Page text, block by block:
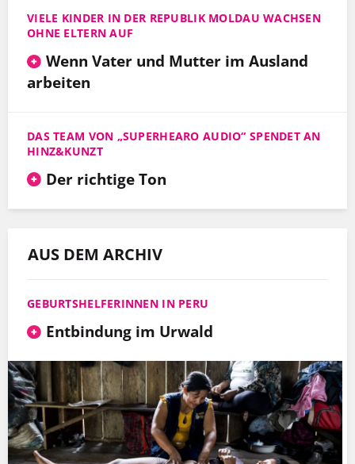
VIELE KINDER IN DER REPUBLIK MOLDAU WACHSEN
OHNE ELTERN AUF
Wenn Vater und Mutter im Ausland
arbeiten
DAS TEAM VON „SUPERHEARO AUDIO“ SPENDET AN
HINZ&KUNZT
Der richtige Ton
AUS DEM ARCHIV
GEBURTSHELFERINNEN IN PERU
Entbindung im Urwald